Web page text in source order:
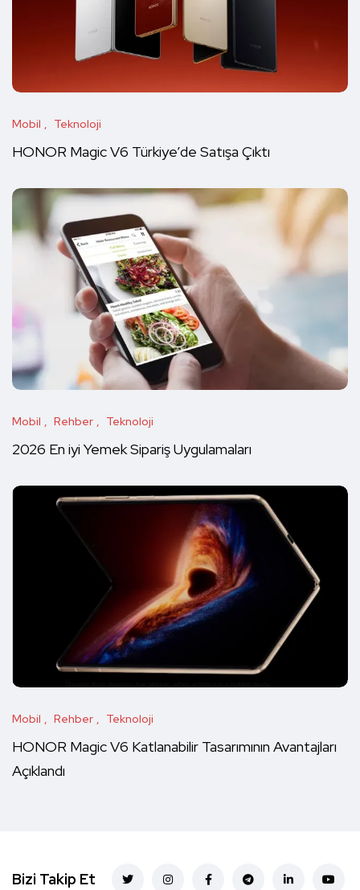
Mobil Teknoloji
HONOR Magic V6 Türkiye’de Satışa Çıktı
Mobil Rehber Teknoloji
2026 En iyi Yemek Sipariş Uygulamaları
Mobil Rehber Teknoloji
HONOR Magic V6 Katlanabilir Tasarımının Avantajları
Açıklandı
Bizi Takip Et